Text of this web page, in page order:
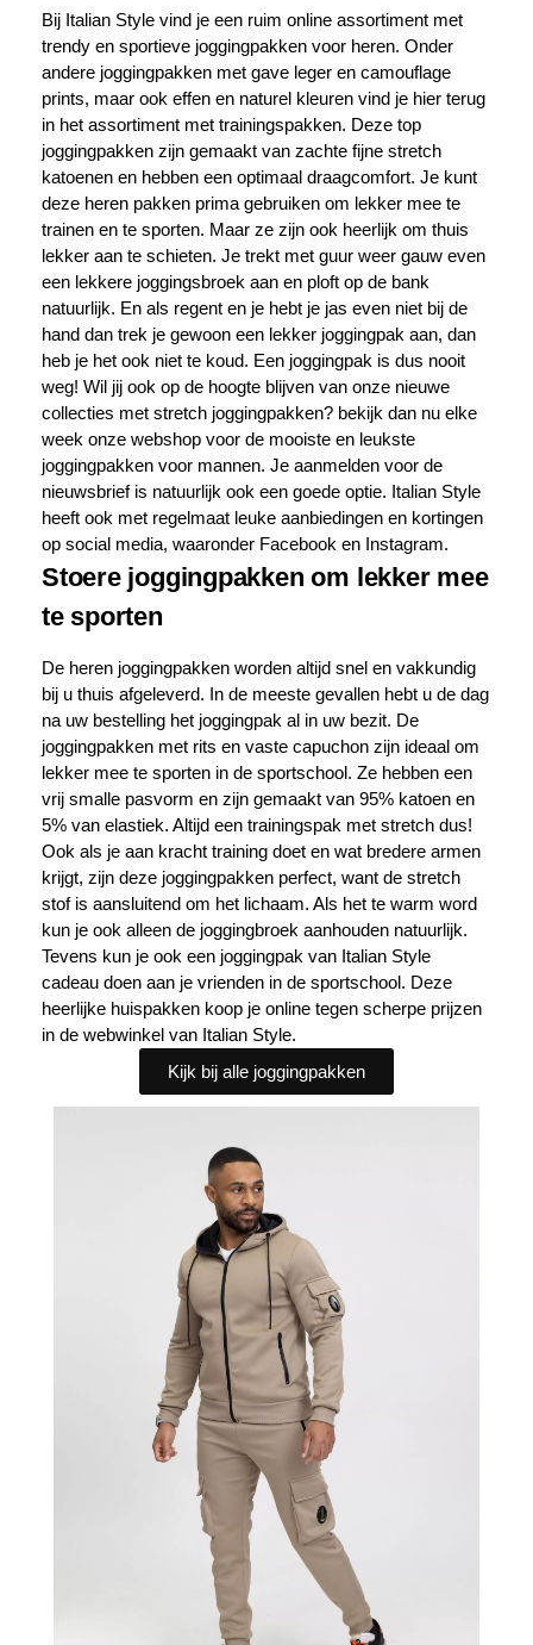
Bij Italian Style vind je een ruim online assortiment met
trendy en sportieve joggingpakken voor heren. Onder
andere joggingpakken met gave leger en camouflage
prints, maar ook effen en naturel kleuren vind je hier terug
in het assortiment met trainingspakken. Deze top
joggingpakken zijn gemaakt van zachte fijne stretch
katoenen en hebben een optimaal draagcomfort. Je kunt
deze heren pakken prima gebruiken om lekker mee te
trainen en te sporten. Maar ze zijn ook heerlijk om thuis
lekker aan te schieten. Je trekt met guur weer gauw even
een lekkere joggingsbroek aan en ploft op de bank
natuurlijk. En als regent en je hebt je jas even niet bij de
hand dan trek je gewoon een lekker joggingpak aan, dan
heb je het ook niet te koud. Een joggingpak is dus nooit
weg! Wil jij ook op de hoogte blijven van onze nieuwe
collecties met stretch joggingpakken? bekijk dan nu elke
week onze webshop voor de mooiste en leukste
joggingpakken voor mannen. Je aanmelden voor de
nieuwsbrief is natuurlijk ook een goede optie. Italian Style
heeft ook met regelmaat leuke aanbiedingen en kortingen
op social media, waaronder Facebook en Instagram.
Stoere joggingpakken om lekker mee
te sporten
De heren joggingpakken worden altijd snel en vakkundig
bij u thuis afgeleverd. In de meeste gevallen hebt u de dag
na uw bestelling het joggingpak al in uw bezit. De
joggingpakken met rits en vaste capuchon zijn ideaal om
lekker mee te sporten in de sportschool. Ze hebben een
vrij smalle pasvorm en zijn gemaakt van 95% katoen en
5% van elastiek. Altijd een trainingspak met stretch dus!
Ook als je aan kracht training doet en wat bredere armen
krijgt, zijn deze joggingpakken perfect, want de stretch
stof is aansluitend om het lichaam. Als het te warm word
kun je ook alleen de joggingbroek aanhouden natuurlijk.
Tevens kun je ook een joggingpak van Italian Style
cadeau doen aan je vrienden in de sportschool. Deze
heerlijke huispakken koop je online tegen scherpe prijzen
in de webwinkel van Italian Style.
Kijk bij alle joggingpakken